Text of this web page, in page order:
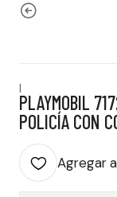
|
PLAYMOBIL
POLICÍA CON
Agregar